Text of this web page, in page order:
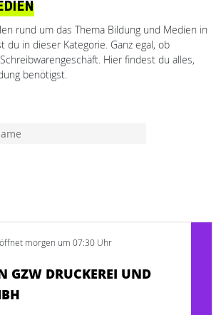
rund um das Thema Bildung und Medien in
du in dieser Kategorie. Ganz egal, ob
Hier findest du alles,
benötigst.
morgen um 07:30 Uhr
GZW DRUCKEREI UND